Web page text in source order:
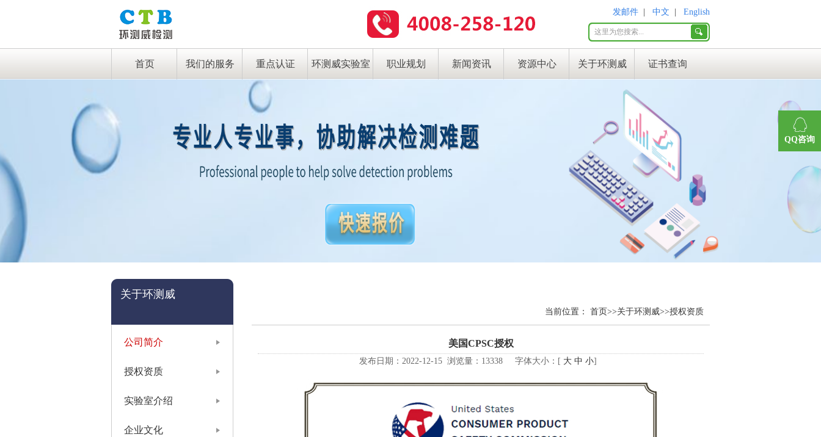
发邮件 中文 English
首页 我们的服务 重点认证 环测威实验室 职业规划 新闻资讯 资源中心 关于环测威 证书查询
关于环测威
公司简介
授权资质
实验室介绍
企业文化
当前位置： 首页>>关于环测威>>授权资质
美国CPSC授权
发布日期：2022-12-15 浏览量：13338 字体大小：[ 大 中 小]
QQ咨询